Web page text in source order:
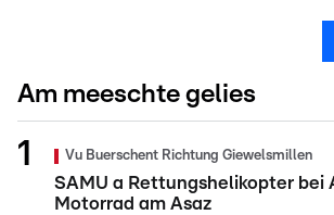
Am meeschte gelies
Vu Buerschent Richtung Giewelsmillen
SAMU a Rettungshelikopter bei
Motorrad am Asaz